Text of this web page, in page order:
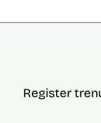
Register